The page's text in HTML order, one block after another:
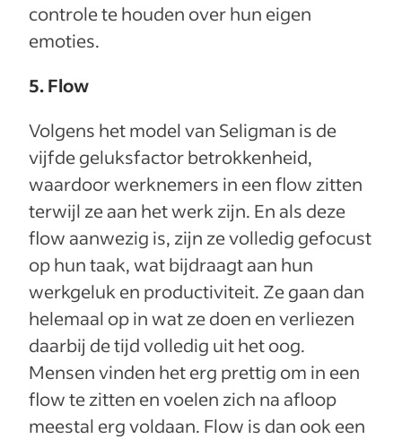
controle te houden over hun eigen
emoties.
5. Flow
Volgens het model van Seligman is de
vijfde geluksfactor betrokkenheid,
waardoor werknemers in een flow zitten
terwijl ze aan het werk zijn. En als deze
flow aanwezig is, zijn ze volledig gefocust
op hun taak, wat bijdraagt aan hun
werkgeluk en productiviteit. Ze gaan dan
helemaal op in wat ze doen en verliezen
daarbij de tijd volledig uit het oog.
Mensen vinden het erg prettig om in een
flow te zitten en voelen zich na afloop
meestal erg voldaan. Flow is dan ook een